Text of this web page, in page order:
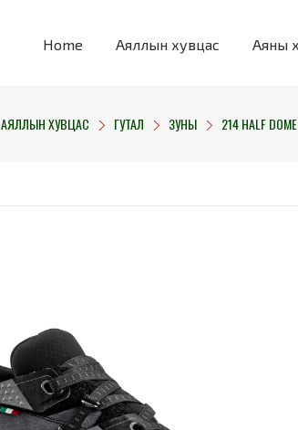
Home Аяллын хувцас Аяны
АЯЛЛЫН ХУВЦАС ГУТАЛ ЗУНЫ 214 HALF